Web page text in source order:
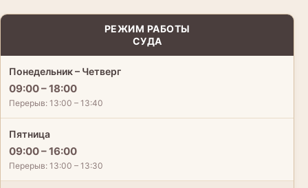
РЕЖИМ РАБОТЫ
СУДА
Понедельник – Четверг
09:00 – 18:00
Перерыв: 13:00 – 13:40
Пятница
09:00 – 16:00
Перерыв: 13:00 – 13:30